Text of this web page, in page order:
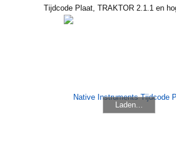
Tijdcode Plaat, TRAKTOR 2.1.1 en
Laden...